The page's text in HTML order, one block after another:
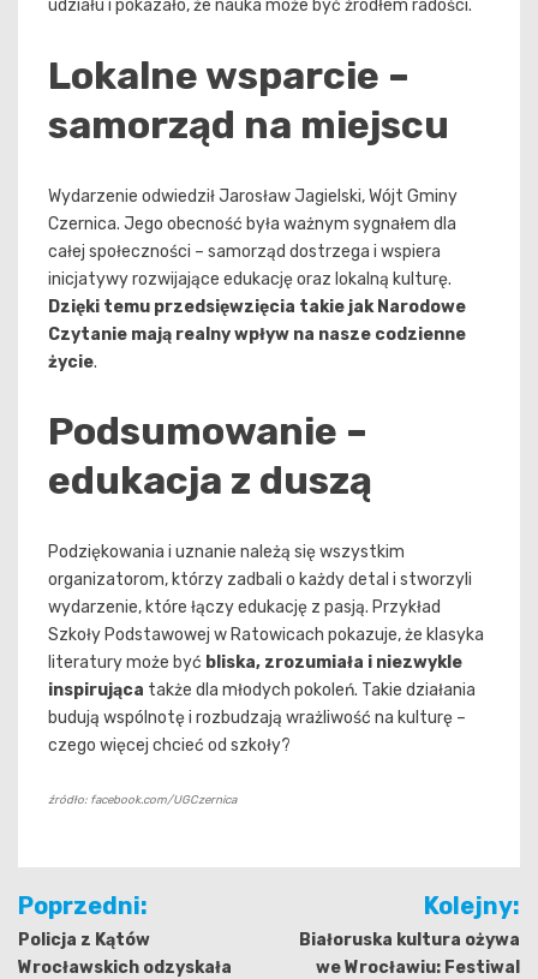
udziału i pokazało, że nauka może być źródłem radości.
Lokalne wsparcie –
samorząd na miejscu
Wydarzenie odwiedził Jarosław Jagielski, Wójt Gminy
Czernica. Jego obecność była ważnym sygnałem dla
całej społeczności – samorząd dostrzega i wspiera
inicjatywy rozwijające edukację oraz lokalną kulturę.
Dzięki temu przedsięwzięcia takie jak Narodowe
Czytanie mają realny wpływ na nasze codzienne
życie.
Podsumowanie –
edukacja z duszą
Podziękowania i uznanie należą się wszystkim
organizatorom, którzy zadbali o każdy detal i stworzyli
wydarzenie, które łączy edukację z pasją. Przykład
Szkoły Podstawowej w Ratowicach pokazuje, że klasyka
literatury może być bliska, zrozumiała i niezwykle
inspirująca także dla młodych pokoleń. Takie działania
budują wspólnotę i rozbudzają wrażliwość na kulturę –
czego więcej chcieć od szkoły?
źródło: facebook.com/UGCzernica
Nawigacja
wpisu
Poprzedni:
Policja z Kątów
Wrocławskich odzyskała
Kolejny:
Białoruska kultura ożywa
we Wrocławiu: Festiwal